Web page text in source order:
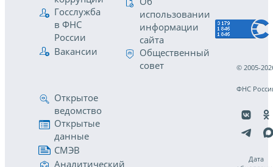
Госслужба
в ФНС
России
Вакансии
использовании
информации
сайта
Общественный
совет
Открытое
ведомство
Открытые
данные
СМЭВ
Аналитический
© 2005-
ФНС
Дата